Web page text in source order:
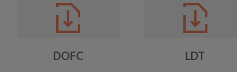
DOFC LDT